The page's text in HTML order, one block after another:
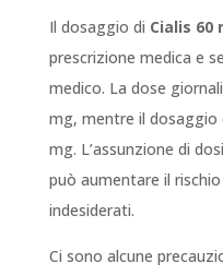
Il dosaggio di Cialis 60
prescrizione medica e
medico. La dose
mg, mentre il dosaggio
mg. L’assunzione di
può aumentare il
indesiderati.
Ci sono alcune